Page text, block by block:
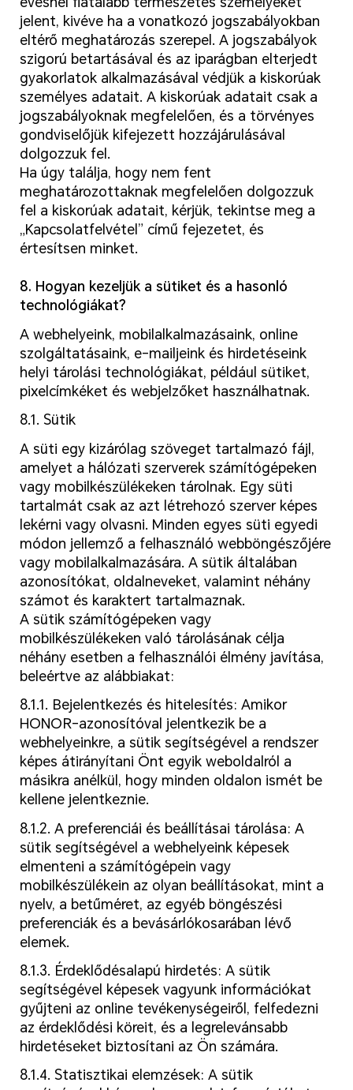
jelent, kivéve ha a vonatkozó jogszabályokban
eltérő meghatározás szerepel. A jogszabályok
szigorú betartásával és az iparágban elterjedt
gyakorlatok alkalmazásával védjük a kiskorúak
személyes adatait. A kiskorúak adatait csak a
jogszabályoknak megfelelően, és a törvényes
gondviselőjük kifejezett hozzájárulásával
dolgozzuk fel.
Ha úgy találja, hogy nem fent
meghatározottaknak megfelelően dolgozzuk
fel a kiskorúak adatait, kérjük, tekintse meg a
„Kapcsolatfelvétel” című fejezetet, és
értesítsen minket.
8. Hogyan kezeljük a sütiket és a hasonló
technológiákat?
A webhelyeink, mobilalkalmazásaink, online
szolgáltatásaink, e-mailjeink és hirdetéseink
helyi tárolási technológiákat, például sütiket,
pixelcímkéket és webjelzőket használhatnak.
8.1. Sütik
A süti egy kizárólag szöveget tartalmazó fájl,
amelyet a hálózati szerverek számítógépeken
vagy mobilkészülékeken tárolnak. Egy süti
tartalmát csak az azt létrehozó szerver képes
lekérni vagy olvasni. Minden egyes süti egyedi
módon jellemző a felhasználó webböngészőjére
vagy mobilalkalmazására. A sütik általában
azonosítókat, oldalneveket, valamint néhány
számot és karaktert tartalmaznak.
A sütik számítógépeken vagy
mobilkészülékeken való tárolásának célja
néhány esetben a felhasználói élmény javítása,
beleértve az alábbiakat:
8.1.1. Bejelentkezés és hitelesítés: Amikor
HONOR-azonosítóval jelentkezik be a
webhelyeinkre, a sütik segítségével a rendszer
képes átirányítani Önt egyik weboldalról a
másikra anélkül, hogy minden oldalon ismét be
kellene jelentkeznie.
8.1.2. A preferenciái és beállításai tárolása: A
sütik segítségével a webhelyeink képesek
elmenteni a számítógépein vagy
mobilkészülékein az olyan beállításokat, mint a
nyelv, a betűméret, az egyéb böngészési
preferenciák és a bevásárlókosarában lévő
elemek.
8.1.3. Érdeklődésalapú hirdetés: A sütik
segítségével képesek vagyunk információkat
gyűjteni az online tevékenységeiről, felfedezni
az érdeklődési köreit, és a legrelevánsabb
hirdetéseket biztosítani az Ön számára.
8.1.4. Statisztikai elemzések: A sütik